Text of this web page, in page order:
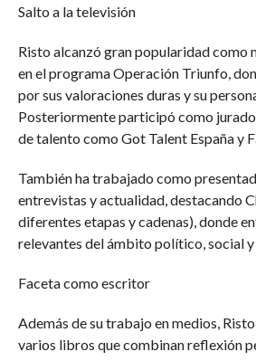
Salto a la televisión
Risto alcanzó gran popularidad como
en el programa Operación Triunfo,
por sus valoraciones duras y su
Posteriormente participó como
de talento como Got Talent España y
También ha trabajado como
entrevistas y actualidad, destacando
diferentes etapas y cadenas), donde
relevantes del ámbito político, social
Faceta como escritor
Además de su trabajo en medios,
varios libros que combinan reflexión